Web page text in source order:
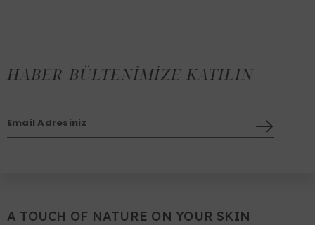
HABER BÜLTENIMIZE KATILIN
Email Adresiniz
A TOUCH OF NATURE ON YOUR SKIN